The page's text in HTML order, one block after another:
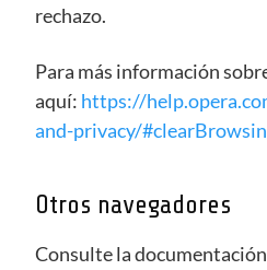
rechazo.
Para más información
aquí: https://
and-privacy/
Otros navegadores
Consulte la